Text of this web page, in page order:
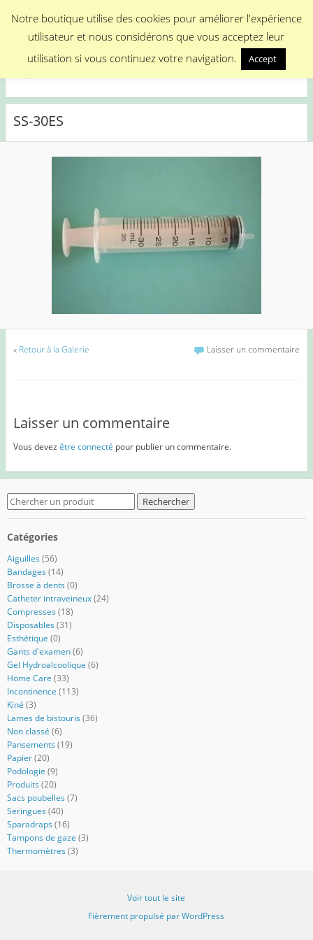
Menu
Medical Promotion
SS-30ES
« Retour à la Galerie Laisser un commentaire
Laisser un commentaire
Vous devez être connecté pour publier un commentaire.
Search
for:
Catégories
Aiguilles (56)
Bandages (14)
Brosse à dents (0)
Catheter intraveineux (24)
Compresses (18)
Disposables (31)
Esthétique (0)
Gants d'examen (6)
Gel Hydroalcoolique (6)
Home Care (33)
Incontinence (113)
Kiné (3)
Lames de bistouris (36)
Non classé (6)
Pansements (19)
Papier (20)
Podologie (9)
Produits (20)
Sacs poubelles (7)
Seringues (40)
Sparadraps (16)
Tampons de gaze (3)
Thermomètres (3)
Voir tout le site
Fièrement propulsé par WordPress
Notre boutique utilise des cookies pour améliorer l'expérience
utilisateur et nous considérons que vous acceptez leur
utilisation si vous continuez votre navigation.
Accept